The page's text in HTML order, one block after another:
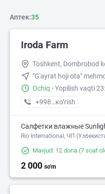
Аптек:35
Iroda Farm
Toshkent, Dombrobod
"G'ayrat hoji ota"
Ochiq · Yopilish vaqti
+998 (71) XXX-XX-XX
кo’rish
Салфетки влажные
Rio International, ЧП
Mavjud: 12 dona (7 soat
2 000 so'm